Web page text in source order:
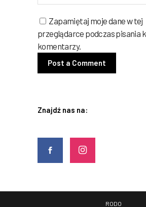
Zapamiętaj moje dane w tej
przeglądarce podczas pisania
komentarzy.
Znajdź nas na:
RODO